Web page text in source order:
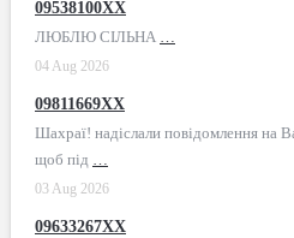
09538100XX
ЛЮБЛЮ СІЛЬНА …
04 Aug 2026
09811669XX
Шахраї! надіслали повідомлення на
щоб під …
03 Aug 2026
09633267XX